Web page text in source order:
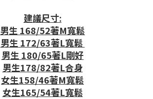
建議尺寸:
男生 168/52著M寬鬆
男生 172/63著L寬鬆
男生 180/65著L剛好
男生178/82著L合身
女生158/46著M寬鬆
女生165/54著L寬鬆